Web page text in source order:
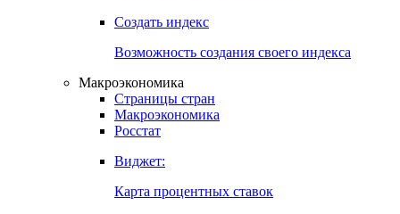
Создать индекс
Возможность создания своего индекса
Макроэкономика
Страницы стран
Макроэкономика
Росстат
Виджет:
Карта процентных ставок